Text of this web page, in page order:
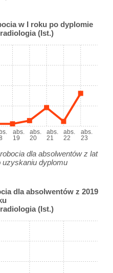
w I roku po dyplomie
(Ist.)
abs.
19
abs.
20
abs.
21
abs.
22
abs.
23
dla absolwentów z lat
uzyskaniu dyplomu
dla absolwentów z 2019
(Ist.)